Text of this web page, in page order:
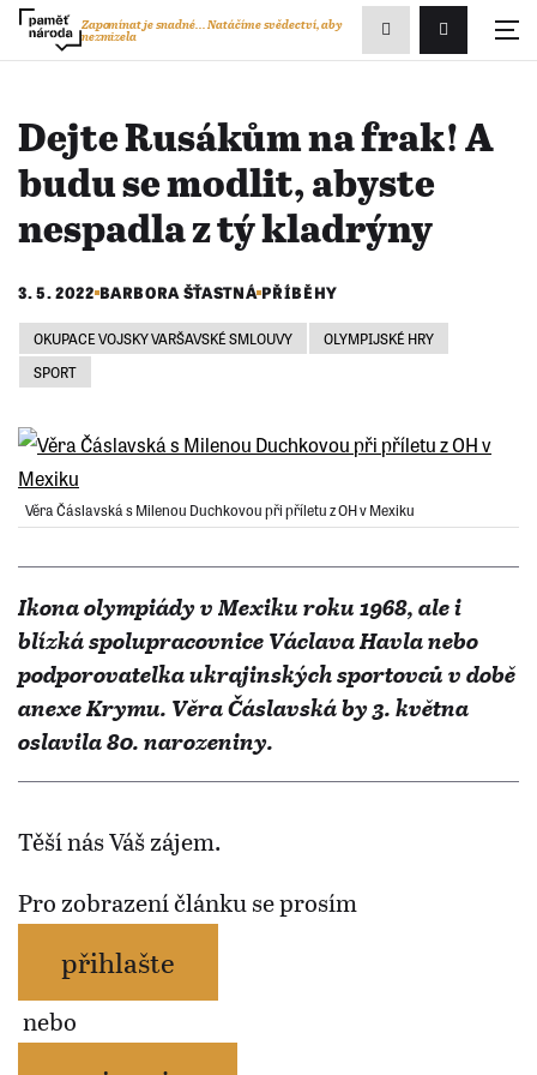
Přihlášení/
Zapomínat je snadné...Natáčíme svědectví, aby
nezmizela
Zobrazit
vyhledávání
Dejte Rusákům na frak! A
budu se modlit, abyste
nespadla z tý kladrýny
3. 5. 2022 BARBORA ŠŤASTNÁ PŘÍBĚHY
OKUPACE VOJSKY VARŠAVSKÉ SMLOUVY
OLYMPIJSKÉ HRY
SPORT
Věra Čáslavská s Milenou Duchkovou při příletu z OH v Mexiku
Ikona olympiády v Mexiku roku 1968, ale i
blízká spolupracovnice Václava Havla nebo
podporovatelka ukrajinských sportovců v době
anexe Krymu. Věra Čáslavská by 3. května
oslavila 80. narozeniny.
Těší nás Váš zájem.
Pro zobrazení článku se prosím
přihlašte
nebo